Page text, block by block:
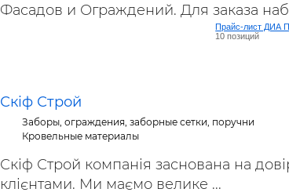
Фасадов и Ограждений. Для заказа
Прайс-лист ДИА
10 позиций
Скіф Строй
Заборы, ограждения, заборные сетки, поручни
Кровельные материалы
Скіф Строй компанія заснована на
клієнтами. Ми маємо велике ...